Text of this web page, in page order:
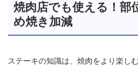
焼肉店でも使える！部
め焼き加減
ステーキの知識は、焼肉をより楽し